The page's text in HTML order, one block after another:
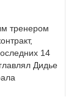
тренером
14
Дидье